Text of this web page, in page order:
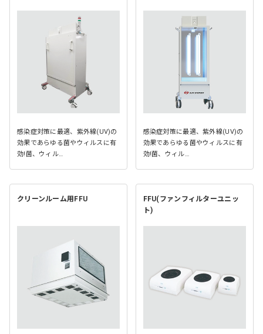
感染症対策に最適、紫外線(UV)の
効果であらゆる菌やウィルスに有
効!菌、ウィル…
感染症対策に最適、紫外線(UV)の
効果であらゆる菌やウィルスに有
効!菌、ウィル…
クリーンルーム用FFU
FFU(ファンフィルターユニッ
ト)